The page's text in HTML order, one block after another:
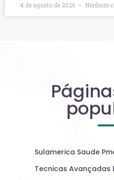
4 de agosto de 2026 Nenhum
Sulamerica Saude
Tecnicas Avançadas